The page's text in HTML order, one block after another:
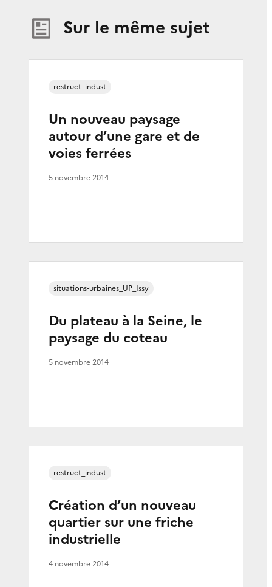
Sur le même sujet
Un nouveau paysage
autour d’une gare et de
voies ferrées
restruct_indust
5 novembre 2014
Du plateau à la Seine, le
paysage du coteau
situations-urbaines_UP_Issy
5 novembre 2014
Création d’un nouveau
quartier sur une friche
industrielle
restruct_indust
4 novembre 2014